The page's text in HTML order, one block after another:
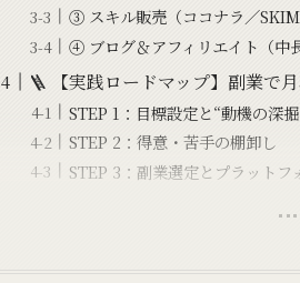
③ スキル販売（ココナラ／
④ ブログ＆アフィリエイト（中
🪜 【実践ロードマップ】副業で
STEP 1：目標設定と“動機の深
STEP 2：得意・苦手の棚卸し
STEP 3：副業選定とプラットフ